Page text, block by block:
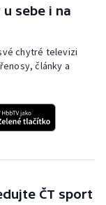
sebe i na
chytré televizi
články a
ČT sport